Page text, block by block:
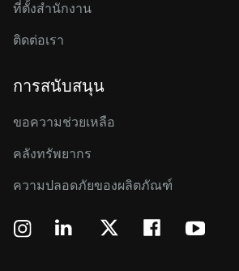
ที่ตั้งสำนักงาน
ติดต่อเรา
การสนับสนุน
ขอความช่วยเหลือ
คลังทรัพยากร
ความปลอดภัยของผลิตภัณฑ์